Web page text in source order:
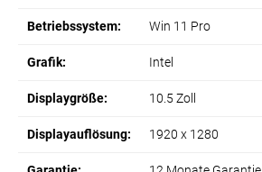
Betriebssystem: Win 11 Pro
Grafik: Intel
Displaygröße: 10.5 Zoll
Displayauflösung: 1920 x 1280